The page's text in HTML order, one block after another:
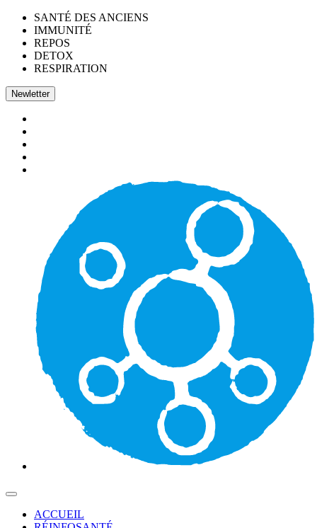
SANTÉ DES ANCIENS
IMMUNITÉ
REPOS
DETOX
RESPIRATION
Newletter
ACCUEIL